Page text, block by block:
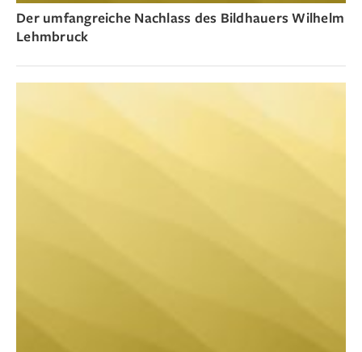
Der umfangreiche Nachlass des Bildhauers Wilhelm
Lehmbruck